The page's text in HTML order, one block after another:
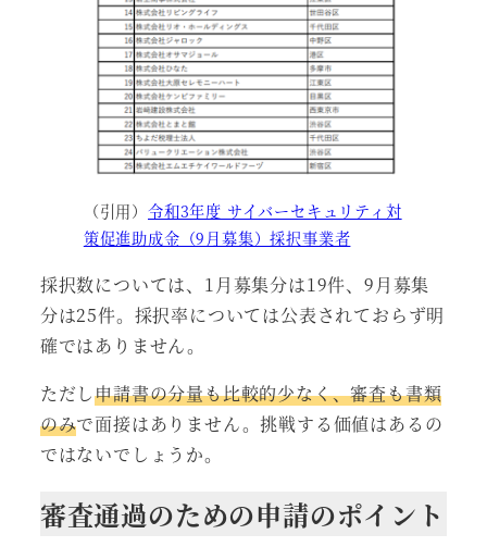
（引用） 令和3年度 サイバーセキュリティ対
策促進助成金（9月募集）採択事業者
採択数については、1月募集分は19件、9月募集
分は25件。採択率については公表されておらず明
確ではありません。
ただし申請書の分量も比較的少なく、審査も書類
のみで面接はありません。挑戦する価値はあるの
ではないでしょうか。
審査通過のための申請のポイント